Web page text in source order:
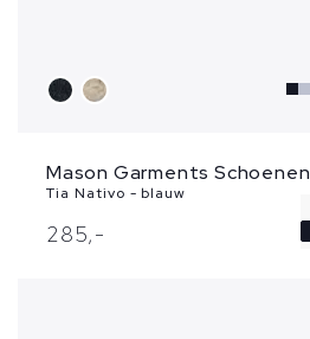
Mason Garments Schoenen
Tia Nativo - blauw
285,-